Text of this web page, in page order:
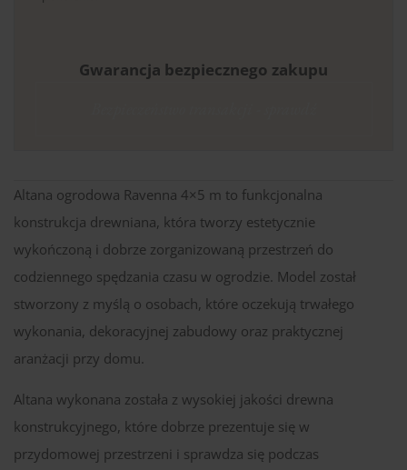
Gwarancja bezpiecznego zakupu
Altana ogrodowa Ravenna 4×5 m to funkcjonalna
konstrukcja drewniana, która tworzy estetycznie
wykończoną i dobrze zorganizowaną przestrzeń do
codziennego spędzania czasu w ogrodzie. Model został
stworzony z myślą o osobach, które oczekują trwałego
wykonania, dekoracyjnej zabudowy oraz praktycznej
aranżacji przy domu.
Altana wykonana została z wysokiej jakości drewna
konstrukcyjnego, które dobrze prezentuje się w
przydomowej przestrzeni i sprawdza się podczas